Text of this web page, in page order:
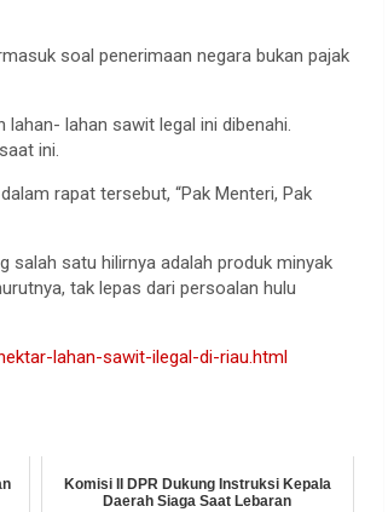
soal penerimaan negara bukan pajak
lahan- lahan sawit legal ini dibenahi.
ini.
rapat tersebut, “Pak Menteri, Pak
salah satu hilirnya adalah produk minyak
tak lepas dari persoalan hulu
lahan-sawit-ilegal-di-riau.html
Komisi II DPR Dukung Instruksi Kepala
Daerah Siaga Saat Lebaran